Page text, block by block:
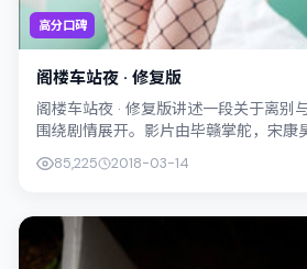
高分口碑
阁楼车站夜 · 修复版
阁楼车站夜 · 修复版讲述一段关于离别
围绕剧情展开。影片由毕赣掌舵，宋康
外景与韩国（首尔）的城市纹理紧密...
85,225 2018-03-14